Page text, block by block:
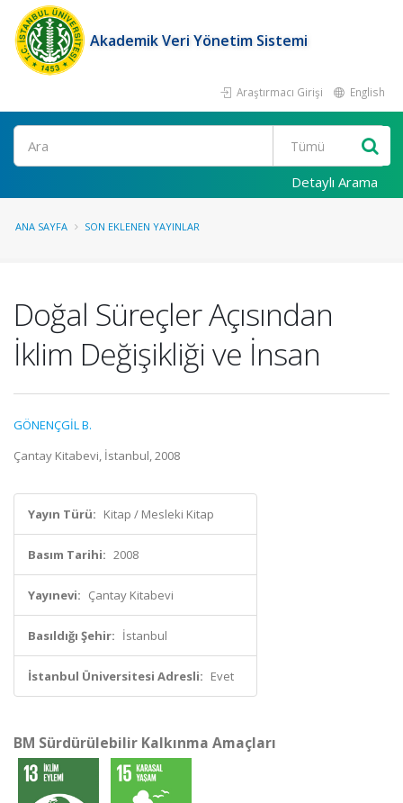
Akademik Veri Yönetim Sistemi
Araştırmacı Girişi English
Ara
Detaylı Arama
ANA SAYFA SON EKLENEN YAYINLAR
Doğal Süreçler Açısından
İklim Değişikliği ve İnsan
GÖNENÇGİL B.
Çantay Kitabevi, İstanbul, 2008
Yayın Türü: Kitap / Mesleki Kitap
Basım Tarihi: 2008
Yayınevi: Çantay Kitabevi
Basıldığı Şehir: İstanbul
İstanbul Üniversitesi Adresli: Evet
BM Sürdürülebilir Kalkınma Amaçları